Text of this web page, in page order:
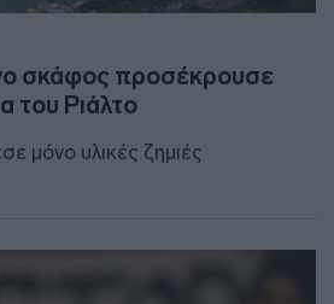
σκάφος προσέκρουσε
του Ριάλτο
μόνο υλικές ζημιές